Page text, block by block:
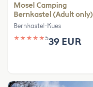
Mosel Camping
Bernkastel (Adult only)
Bernkastel-Kues
★ ★ ★ ★ ★539 EUR